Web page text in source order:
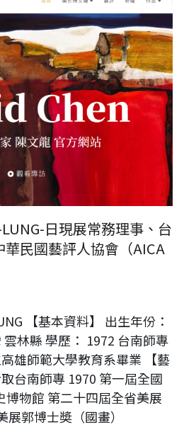
日現展常務理事、台
民國藝評人協會（AICA
【基本資料】 出生年份：
林縣 學歷： 1972 台南師專
雄師範大學教育系畢業 【藝
台南師專 1970 第一屆全國
物館 第二十四屆全省美展
展郭博士奬（國畫）